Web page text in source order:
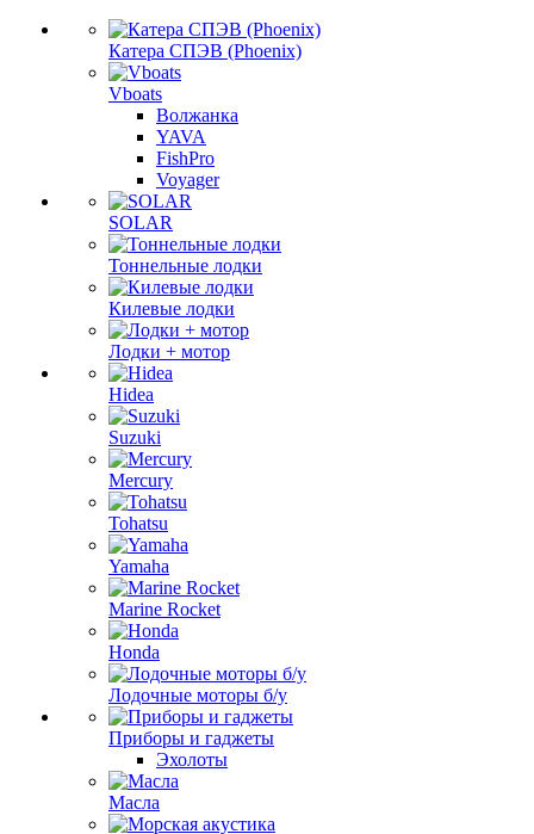
Катера СПЭВ (Phoenix)
Vboats
Волжанка
YAVA
FishPro
Voyager
SOLAR
Тоннельные лодки
Килевые лодки
Лодки + мотор
Hidea
Suzuki
Mercury
Tohatsu
Yamaha
Marine Rocket
Honda
Лодочные моторы б/у
Приборы и гаджеты
Эхолоты
Масла